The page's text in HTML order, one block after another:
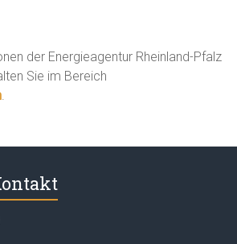
der Energieagentur Rheinland-Pfalz
Sie im Bereich
.